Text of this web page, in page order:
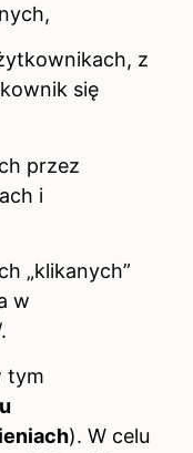
z
się
przez
i
„klikanych”
w
tym
). W celu